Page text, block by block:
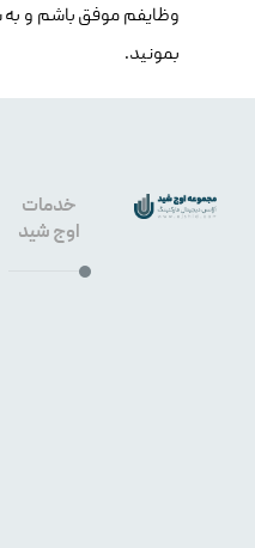
وظایفم موفق باشم و
بمونید.
خدمات
اوج شید